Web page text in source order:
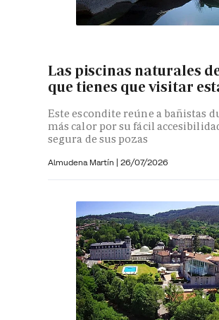
Las piscinas naturales
que tienes que visitar
Este escondite reúne a bañistas
más calor por su fácil
segura de sus pozas
Almudena Martín | 26/07/2026